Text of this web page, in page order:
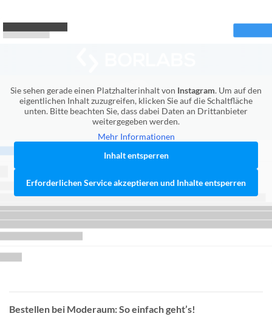
Sie sehen gerade einen Platzhalterinhalt von Instagram. Um auf den
eigentlichen Inhalt zuzugreifen, klicken Sie auf die Schaltfläche
unten. Bitte beachten Sie, dass dabei Daten an Drittanbieter
weitergegeben werden.
Mehr Informationen
Inhalt entsperren
Erforderlichen Service akzeptieren und Inhalte entsperren
Bestellen bei Moderaum: So einfach geht’s!